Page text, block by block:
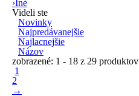
›Iné
Videli ste
Novinky
Najpredávanejšie
Najlacnejšie
Názov
zobrazené: 1 - 18 z 29 produktov
1
2
→